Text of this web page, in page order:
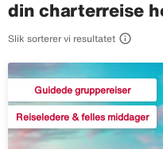
din charterreise
Slik sorterer vi resultatet 
Guidede gruppereiser
Reiseledere & felles middager